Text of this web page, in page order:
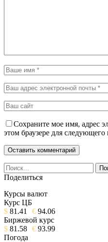
Сохраните мое имя, адрес
этом браузере для следующего
Поделиться
Курсы валют
Курс ЦБ
$ 81.41 € 94.06
Биржевой курс
$ 81.58 € 93.99
Погода